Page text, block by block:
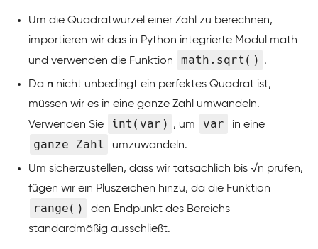
Um die Quadratwurzel einer Zahl zu berechnen,
importieren wir das in Python integrierte Modul math
und verwenden die Funktion
math.sqrt() .
Da n nicht unbedingt ein perfektes Quadrat ist,
müssen wir es in eine ganze Zahl umwandeln.
Verwenden Sie
int(var) , um var in eine
ganze Zahl umzuwandeln.
Um sicherzustellen, dass wir tatsächlich bis √n prüfen,
fügen wir ein Pluszeichen hinzu, da die Funktion
range()
den Endpunkt des Bereichs
standardmäßig ausschließt.